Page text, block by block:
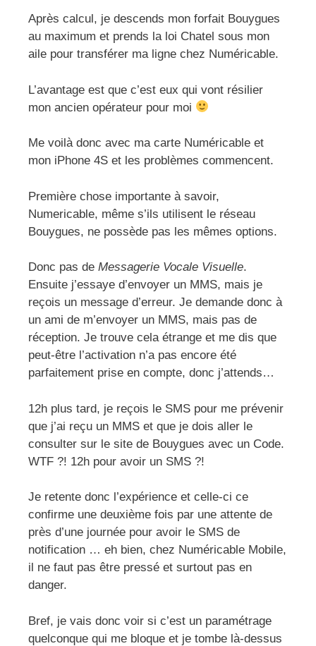
Après calcul, je descends mon forfait Bouygues
au maximum et prends la loi Chatel sous mon
aile pour transférer ma ligne chez Numéricable.
L’avantage est que c’est eux qui vont résilier
mon ancien opérateur pour moi
Me voilà donc avec ma carte Numéricable et
mon iPhone 4S et les problèmes commencent.
Première chose importante à savoir,
Numericable, même s’ils utilisent le réseau
Bouygues, ne possède pas les mêmes options.
Donc pas de Messagerie Vocale Visuelle.
Ensuite j’essaye d’envoyer un MMS, mais je
reçois un message d’erreur. Je demande donc à
un ami de m’envoyer un MMS, mais pas de
réception. Je trouve cela étrange et me dis que
peut-être l’activation n’a pas encore été
parfaitement prise en compte, donc j’attends…
12h plus tard, je reçois le SMS pour me prévenir
que j’ai reçu un MMS et que je dois aller le
consulter sur le site de Bouygues avec un Code.
WTF ?! 12h pour avoir un SMS ?!
Je retente donc l’expérience et celle-ci ce
confirme une deuxième fois par une attente de
près d’une journée pour avoir le SMS de
notification … eh bien, chez Numéricable Mobile,
il ne faut pas être pressé et surtout pas en
danger.
Bref, je vais donc voir si c’est un paramétrage
quelconque qui me bloque et je tombe là-dessus